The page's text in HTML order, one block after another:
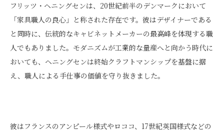
フリッツ・ヘニングセンは、20世紀前半のデンマークにおいて
「家具職人の良心」と称された存在です。彼はデザイナーである
と同時に、伝統的なキャビネットメーカーの最高峰を体現する職
人でもありました。モダニズムが工業的な量産へと向かう時代に
おいても、ヘニングセンは終始クラフトマンシップを基盤に据
え、職人による手仕事の価値を守り抜きました。
彼はフランスのアンピール様式やロココ、17世紀英国様式などの